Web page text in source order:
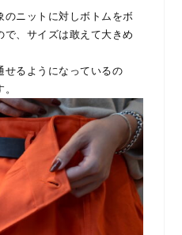
ニットに対しボトムをボ
で、サイズは敢えて大きめ
せるようになっているの